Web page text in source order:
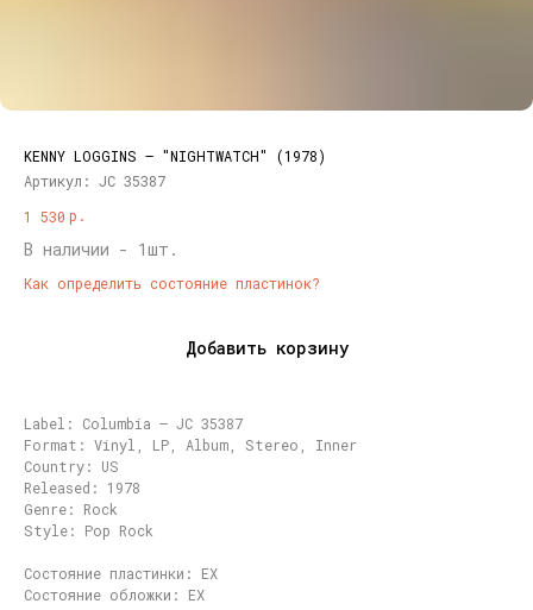
KENNY LOGGINS – "NIGHTWATCH" (1978)
Артикул: JC 35387
1 530 р.
В наличии - 1шт.
Как определить состояние пластинок?
Добавить корзину
Label: Columbia – JC 35387
Format: Vinyl, LP, Album, Stereo, Inner
Country: US
Released: 1978
Genre: Rock
Style: Pop Rock
Состояние пластинки: EX
Состояние обложки: EX